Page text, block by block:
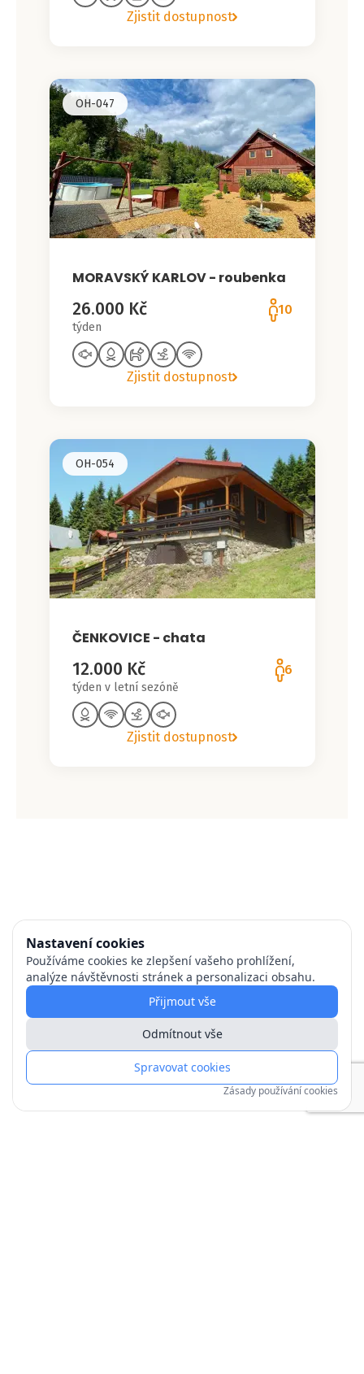
Zjistit dostupnost
OH-047
MORAVSKÝ KARLOV - roubenka
26.000 Kč
týden
10
Zjistit dostupnost
OH-054
ČENKOVICE - chata
12.000 Kč
týden v letní sezóně
6
Zjistit dostupnost
Nastavení cookies
Používáme cookies ke zlepšení vašeho prohlížení,
analýze návštěvnosti stránek a personalizaci obsahu.
Přijmout vše
Odmítnout vše
Spravovat cookies
Zásady používání cookies